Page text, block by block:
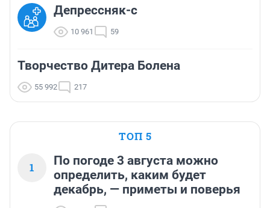
Депрессняк-с
10 961 59
Творчество Дитера Болена
55 992 217
ТОП 5
1
По погоде 3 августа можно
определить, каким будет
декабрь, — приметы и поверья